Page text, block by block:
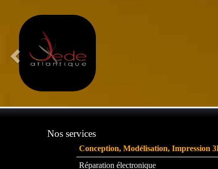
Nos services
Conception, Modélisation, Impression
Réparation électronique